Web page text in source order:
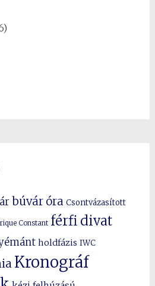
búvár óra Csontvázasított
Constant férfi divat
holdfázis IWC
Kronográf